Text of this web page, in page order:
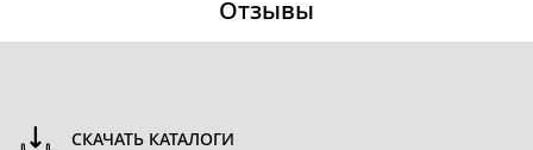
Отзывы
СКАЧАТЬ КАТАЛОГИ